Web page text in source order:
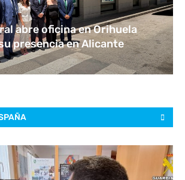
abre oficina en Orihuela
presencia en Alicante